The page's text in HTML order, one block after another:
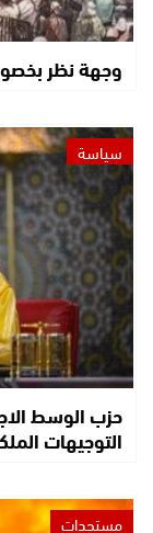
وجهة نظر
سياسة
حزب الوسط
التوجيهات
مستجدات